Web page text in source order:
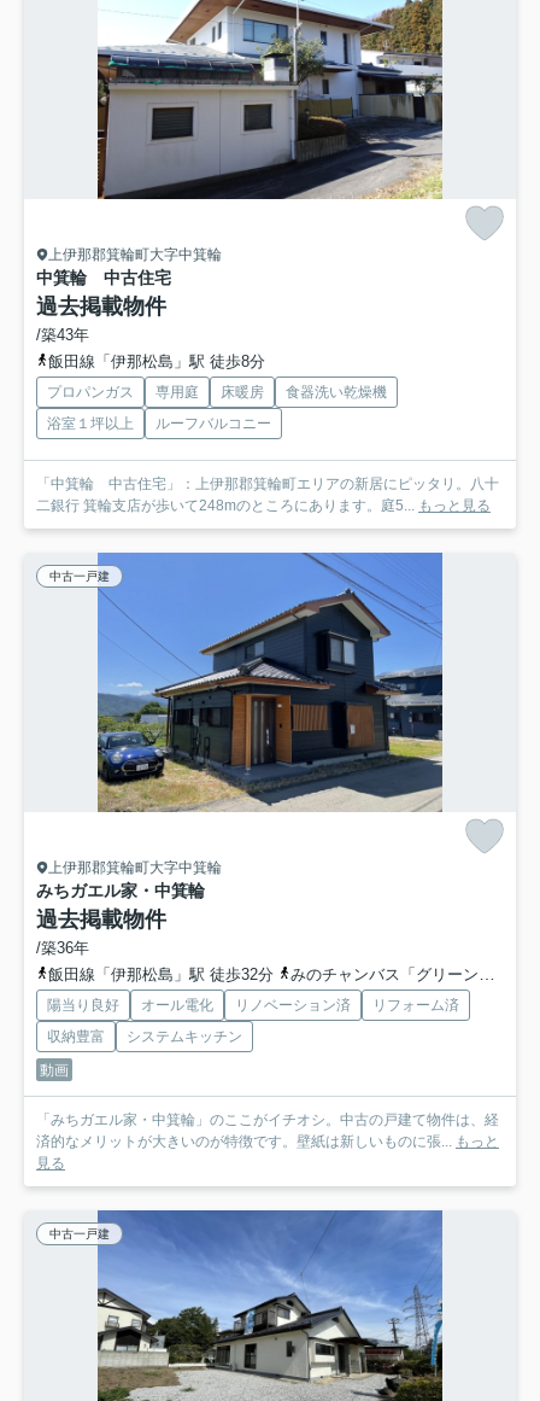
上伊那郡箕輪町大字中箕輪
中箕輪 中古住宅
過去掲載物件
/築43年
飯田線「伊那松島」駅 徒歩8分
プロパンガス 専用庭 床暖房
食器洗い乾燥機
浴室１坪以上
ルーフバルコニー
「中箕輪 中古住宅」：上伊那郡箕輪町エリアの新居にピッタリ。八十
二銀行 箕輪支店が歩いて248mのところにあります。庭5... もっと見る
中古一戸建
上伊那郡箕輪町大字中箕輪
みちガエル家・中箕輪
過去掲載物件
/築36年
飯田線「伊那松島」駅 徒歩32分
みのチャンバス「グリーンポート前」バス停下車 徒歩分
陽当り良好 オール電化 リノベーション済
リフォーム済
収納豊富
システムキッチン
動画
「みちガエル家・中箕輪」のここがイチオシ。中古の戸建て物件は、経
済的なメリットが大きいのが特徴です。壁紙は新しいものに張... もっと
見る
中古一戸建